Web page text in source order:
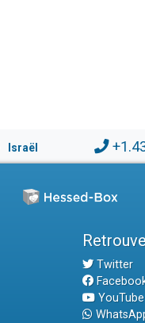
Israël
Twitter
YouTube